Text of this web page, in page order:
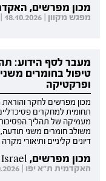
מכון מפרשים,
מפגש מקוון | 18.10.2026 | יום ראשון | 19:30-21:00
מעבר לסף הידוע:
טיפול בחומרים
ופרקטיקה
תחומית למחקרים
מעמיקה של תהליך
משולב חומרים משני
דיונים קליניים ותיאורי
מכון מפרשים, MAPS Israel
האקדמית ת"א יפו | 23.10.2026 | יום שישי | 08:30-14:00